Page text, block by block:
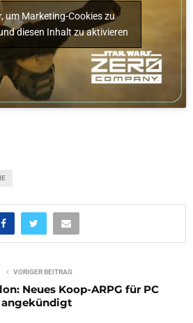
um Marketing-Cookies zu
diesen Inhalt zu aktivieren
VORIGER BEITRAG
Neues Koop-ARPG für PC
angekündigt